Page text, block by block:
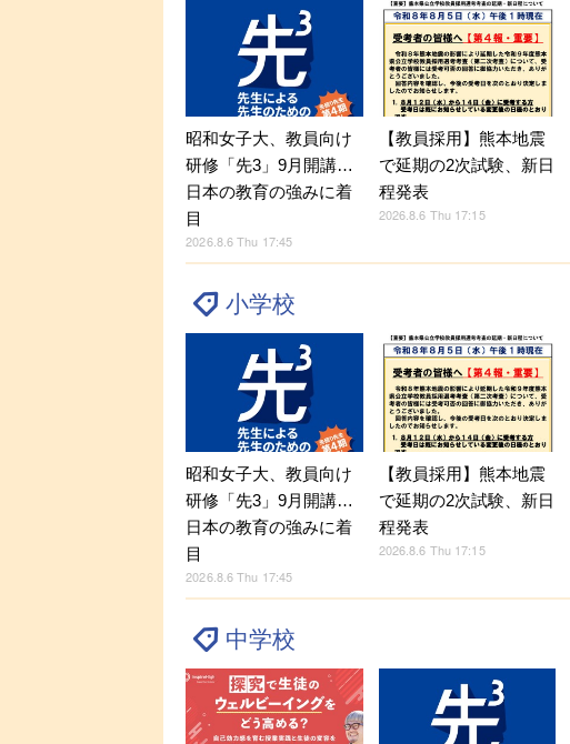
昭和女子大、教員向け
研修「先3」9月開講…
日本の教育の強みに着
目
2026.8.6 Thu 17:45
【教員採用】熊本地震
で延期の2次試験、新日
程発表
2026.8.6 Thu 17:15
小学校
昭和女子大、教員向け
研修「先3」9月開講…
日本の教育の強みに着
目
2026.8.6 Thu 17:45
【教員採用】熊本地震
で延期の2次試験、新日
程発表
2026.8.6 Thu 17:15
中学校